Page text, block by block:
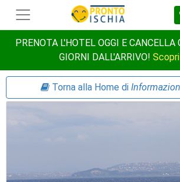
PRENOTA L'HOTEL OGGI E CANCELLA
GIORNI DALL'ARRIVO!
Torna alla Home di